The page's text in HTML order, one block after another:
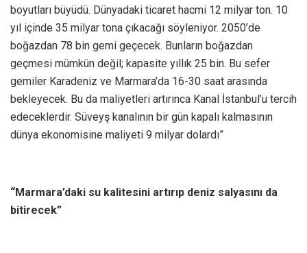
boyutları büyüdü. Dünyadaki ticaret hacmi 12 milyar ton. 10
yıl içinde 35 milyar tona çıkacağı söyleniyor. 2050’de
boğazdan 78 bin gemi geçecek. Bunların boğazdan
geçmesi mümkün değil; kapasite yıllık 25 bin. Bu sefer
gemiler Karadeniz ve Marmara’da 16-30 saat arasında
bekleyecek. Bu da maliyetleri artırınca Kanal İstanbul’u tercih
edeceklerdir. Süveyş kanalının bir gün kapalı kalmasının
dünya ekonomisine maliyeti 9 milyar dolardı”
“Marmara’daki su kalitesini artırıp deniz salyasını da
bitirecek”